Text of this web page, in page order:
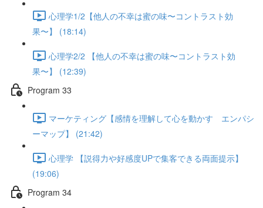
心理学1/2【他人の不幸は蜜の味〜コントラスト効
果〜】 (18:14)
心理学2/2 【他人の不幸は蜜の味〜コントラスト効
果〜】 (12:39)
Program 33
マーケティング【感情を理解して心を動かす エンパシ
ーマップ】 (21:42)
心理学 【説得力や好感度UPで集客できる両面提示】
(19:06)
Program 34